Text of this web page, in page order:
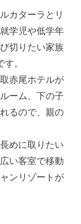
カターラとリ
学児や低学年
切りたい家族
。
赤尾ホテルが
ーム、下の子
るので、親の
めに取りたい
い客室で移動
ンリゾートが